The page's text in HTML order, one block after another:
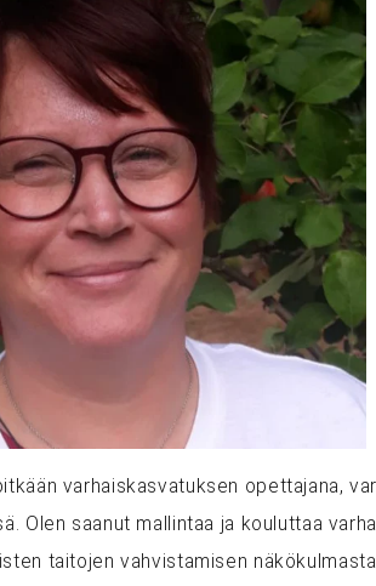
varhaiskasvatuksen opettajana,
Olen saanut mallintaa ja kouluttaa
taitojen vahvistamisen